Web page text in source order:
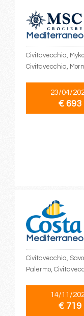
Mediterraneo
Civitavecchia,
Civitavecchia,
23/04/
€ 693
Mediterraneo
Civitavecchia,
Palermo,
14/11/
€ 719